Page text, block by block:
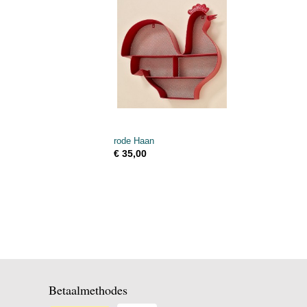
rode Haan
€ 35,00
Betaalmethodes